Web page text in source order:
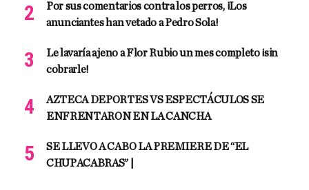
Por sus comentarios contra los perros, ¡Los
anunciantes han vetado a Pedro Sola!
Le lavaría ajeno a Flor Rubio un mes completo ¡sin
cobrarle!
AZTECA DEPORTES VS ESPECTÁCULOS SE
ENFRENTARON EN LA CANCHA
SE LLEVO A CABO LA PREMIERE DE “EL
CHUPACABRAS” |